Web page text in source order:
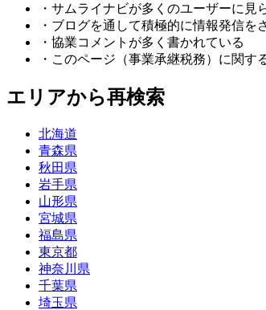
・サムライナビが多くのユーザーに見
・ブログを通して積極的に情報発信を
・協業コメントが多く書かれている
・このページ（事業承継税務）に関す
エリアから再検索
北海道
青森県
秋田県
岩手県
山形県
宮城県
福島県
東京都
神奈川県
千葉県
埼玉県